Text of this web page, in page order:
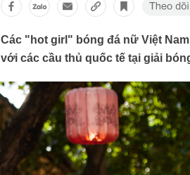
Các "hot girl" bóng đá nữ Việt
với các cầu thủ quốc tế tại giải